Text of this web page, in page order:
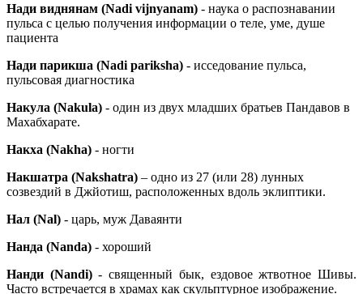
Нади виднянам (Nadi vijnyanam) - наука о распознавании
пульса с целью получения информации о теле, уме, душе
пациента
Нади парикша (Nadi pariksha) - исседование пульса,
пульсовая диагностика
Накула (Nakula) - один из двух младших братьев Пандавов в
Махабхарате.
Накха (Nakha) - ногти
Накшатра (Nakshatra) – одно из 27 (или 28) лунных
созвездий в Джйотиш, расположенных вдоль эклиптики.
Нал (Nal) - царь, муж Даваянти
Нанда (Nanda) - хороший
Нанди (Nandi)- священный бык, ездовое жтвотное Шивы.
Часто встречается в храмах как скульптурное изображение.